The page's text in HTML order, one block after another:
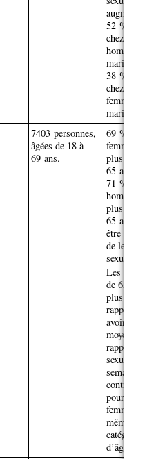
52 % à
chez les
hommes
mariés et
38 % à
chez les
femmes
mariées.
7403 personnes,
âgées de 18 à
69 ans.
69 % des
femmes
plus de
65 ans et
71 % des
hommes
plus de
65 ans
être
de leur
sexuelle.
Les
de 65
plus
avoir en
moyenne
rapport
sexuel par
semaine
contre 0,6
pour les
femmes
même
catégorie
d’âge.